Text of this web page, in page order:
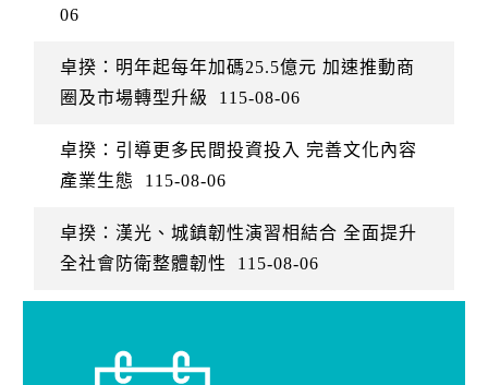
06
卓揆：明年起每年加碼25.5億元 加速推動商
圈及市場轉型升級
115-08-06
卓揆：引導更多民間投資投入 完善文化內容
產業生態
115-08-06
卓揆：漢光、城鎮韌性演習相結合 全面提升
全社會防衛整體韌性
115-08-06